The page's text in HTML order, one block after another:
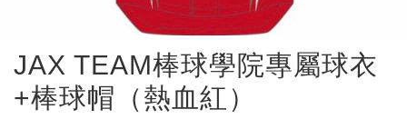
JAX TEAM棒球學院專屬球衣
+棒球帽（熱血紅）